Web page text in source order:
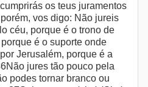
os teus juramentos
vos digo: Não jureis
céu, porque é o trono de
é o suporte onde
Jerusalém, porque é a
jures tão pouco pela
podes tornar branco ou